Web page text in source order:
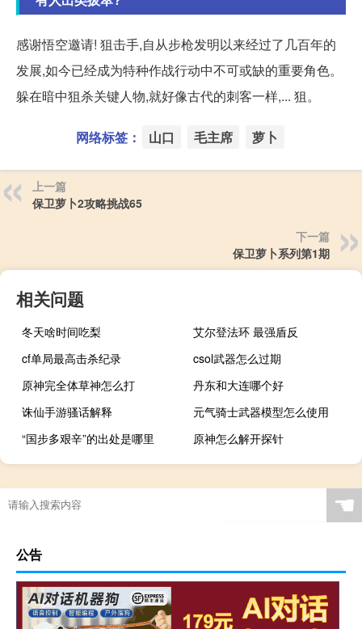
感谢悟空邀请! 狙击手,自从步枪发明以来经过了几百年的
发展,如今已经成为特种作战行动中不可或缺的重要角色。
躲在暗中狙杀关键人物,就好像古代的刺客一样,... 狙。
网络标签： 山口 毛主席 萝卜
上一篇
保卫萝卜2攻略挑战65
下一篇
保卫萝卜系列第1期
相关问题
冬天啥时间吃梨
艾尔登法环 最强盾反
cf单局最高击杀纪录
csol武器怎么过期
原神完全体草神怎么打
丹东和大连哪个好
诛仙手游骚话解释
元气骑士武器模型怎么使用
“国步多艰辛”的出处是哪里
原神怎么解开探针
☚
公告